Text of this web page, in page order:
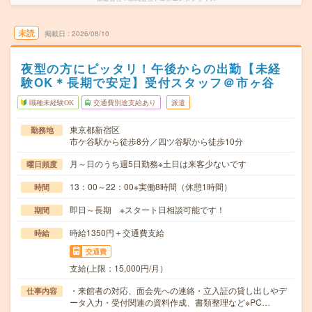
未読 掲載日 2026/08/10
夜型の方にピッタリ！午後からの出勤【未経
験OK＊長期で安定】受付スタッフ＠市ヶ谷
職種未経験OK 交通費別途支給あり 派遣
勤務地
東京都新宿区
市ケ谷駅から徒歩8分／四ツ谷駅から徒歩10分
曜日頻度 月～日のうち週5日勤務※土日は来客少ないです
時間 13：00～22：00※実働8時間（休憩1時間）
期間 即日～長期 ※スタート日相談可能です！
時給 時給1350円＋交通費支給
交通費
支給(上限：15,000円/月）
仕事内容
・来館者の対応、面会先への連絡・立入証の貸し出しやデ
ータ入力・受付関連の資料作成、書類整理など※PC…